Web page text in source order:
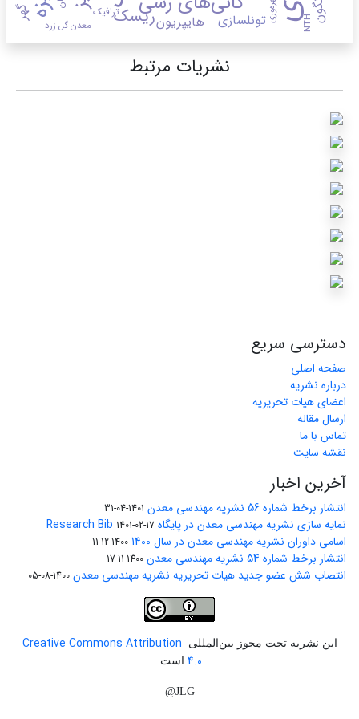
ریسکهایپریون تونلسازی معدن گل زرد
ترافیک بهره‌وری NTH
نشریات مرتبط
دسترسی سریع
صفحه اصلی
درباره نشریه
اعضای هیات تحریریه
ارسال مقاله
تماس با ما
نقشه سایت
آخرین اخبار
انتشار برخط شماره 56 نشریه مهندسی معدن 1401-04-31
نمایه سازی نشریه مهندسی معدن در پایگاه Research Bib 1401-02-17
اسامی داوران نشریه مهندسی معدن در سال 1400 1400-12-11
انتشار برخط شماره 54 نشریه مهندسی معدن 1400-11-17
انتصاب شش عضو جدید هیات تحریریه نشریه مهندسی معدن 1400-08-05
این نشریه تحت مجوز بین‌المللی
Creative Commons Attribution
4.0 است.
JLG@